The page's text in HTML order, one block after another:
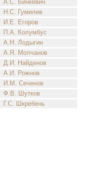
А.С. Бинкевич
Н.С. Гумилев
И.Е. Егоров
П.А. Колумбус
А.Н. Лодыгин
А.Я. Молчанов
Д.И. Найденов
А.И. Рожнов
И.М. Сеченов
Ф.В. Шутков
Г.С. Шкребень